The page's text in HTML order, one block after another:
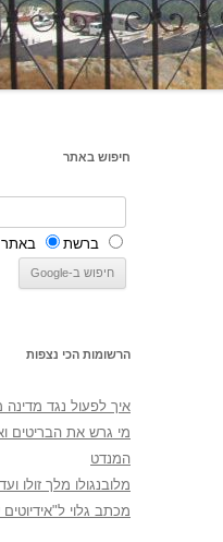
חיפוש באתר
ברשת באתר
הרשומות הכי נצפות
איך לפעול נגד
מי גרש את הבריטים
המנדט
מלובנגולו מלך זולו
מכתב גלוי ל"אידיוטים